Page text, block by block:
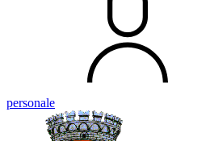
personale